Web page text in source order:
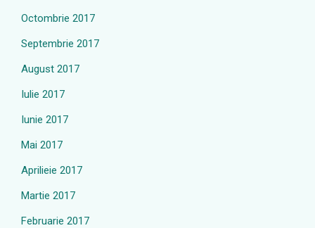
Octombrie 2017
Septembrie 2017
August 2017
Iulie 2017
Iunie 2017
Mai 2017
Aprilieie 2017
Martie 2017
Februarie 2017